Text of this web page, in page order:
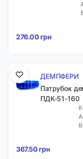
276.00 грн
ДЕМПФЕРИ
Патрубок
ПДК-51-160
367.50 грн